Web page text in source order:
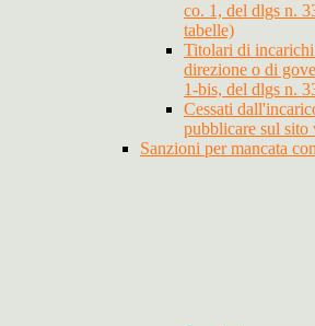
co. 1, del dlgs n.
tabelle)
Titolari di
direzione o di
1-bis, del dlgs n.
Cessati
pubblicare sul sito
Sanzioni per mancata